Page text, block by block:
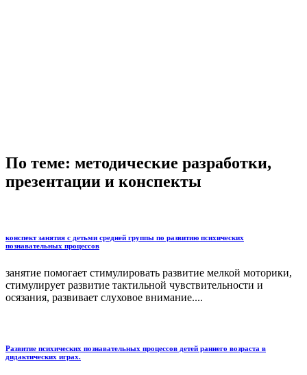
По теме: методические разработки,
презентации и конспекты
конспект занятия с детьми средней группы по развитию психических
познавательных процессов
занятие помогает стимулировать развитие мелкой моторики,
стимулирует развитие тактильной чувствительности и
осязания, развивает слуховое внимание....
Развитие психических познавательных процессов детей раннего возраста в
дидактических играх.